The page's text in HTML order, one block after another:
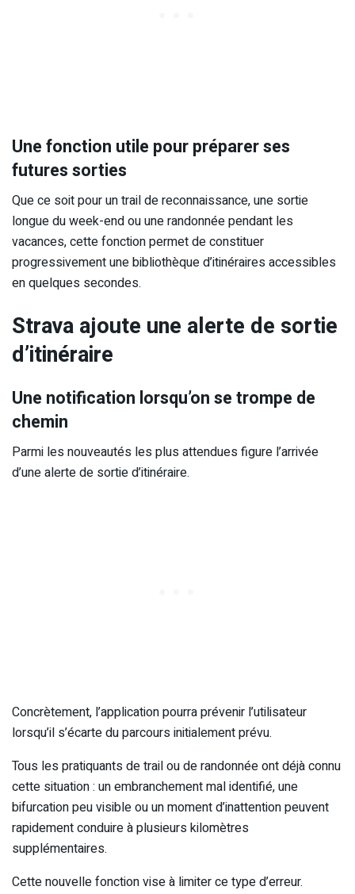
Une fonction utile pour préparer ses
futures sorties
Que ce soit pour un trail de reconnaissance, une sortie
longue du week-end ou une randonnée pendant les
vacances, cette fonction permet de constituer
progressivement une bibliothèque d’itinéraires accessibles
en quelques secondes.
Strava ajoute une alerte de sortie
d’itinéraire
Une notification lorsqu’on se trompe de
chemin
Parmi les nouveautés les plus attendues figure l’arrivée
d’une alerte de sortie d’itinéraire.
Concrètement, l’application pourra prévenir l’utilisateur
lorsqu’il s’écarte du parcours initialement prévu.
Tous les pratiquants de trail ou de randonnée ont déjà connu
cette situation : un embranchement mal identifié, une
bifurcation peu visible ou un moment d’inattention peuvent
rapidement conduire à plusieurs kilomètres
supplémentaires.
Cette nouvelle fonction vise à limiter ce type d’erreur.